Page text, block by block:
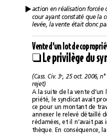

❑
(Cass. Civ. 3e
rejet)